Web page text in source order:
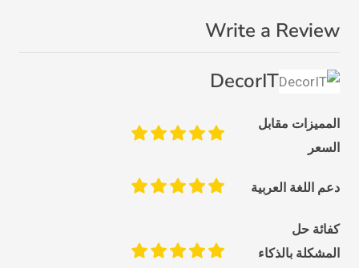
Write a Review
DecorIT
المميزات مقابل
السعر
دعم اللغة العربية
كفائة حل
المشكلة بالذكاء